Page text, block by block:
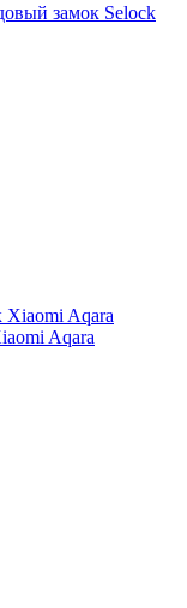
замок Selock
Aqara